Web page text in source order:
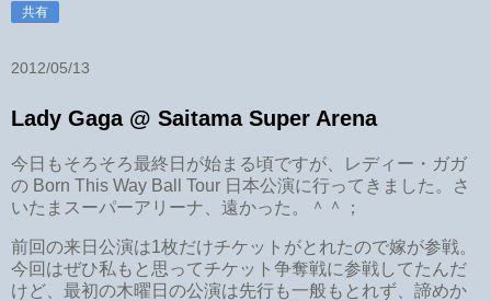
共有
2012/05/13
Lady Gaga @ Saitama Super Arena
今日もそろそろ最終日が始まる頃ですが、レディー・ガガ
の Born This Way Ball Tour 日本公演に行ってきました。さ
いたまスーパーアリーナ、遠かった。＾＾；
前回の来日公演は1枚だけチケットがとれたので嫁が参戦。
今回はぜひ私もと思ってチケット争奪戦に参戦してたんだ
けど、最初の木曜日の公演は先行も一般もとれず、諦めか